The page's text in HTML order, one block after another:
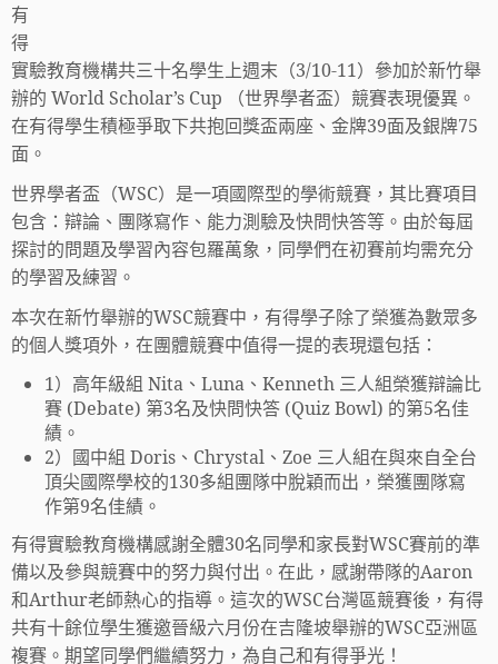
有
得
實驗教育機構共三十名學生上週末 （3/10-11） 參加於新竹舉
辦的 World Scholar’s Cup （世界學者盃）競賽表現優異。
在有得學生積極爭取下共抱回獎盃兩座、金牌39面及銀牌75
面。
世界學者盃（WSC）是一項國際型的學術競賽，其比賽項目
包含：辯論、團隊寫作、能力測驗及快問快答等。由於每屆
探討的問題及學習內容包羅萬象，同學們在初賽前均需充分
的學習及練習。
本次在新竹舉辦的WSC競賽中，有得學子除了榮獲為數眾多
的個人獎項外，在團體競賽中值得一提的表現還包括：
1）高年級組 Nita、Luna、Kenneth 三人組榮獲辯論比
賽 (Debate) 第3名及快問快答 (Quiz Bowl) 的第5名佳
績。
2）國中組 Doris、Chrystal、Zoe 三人組在與來自全台
頂尖國際學校的130多組團隊中脫穎而出，榮獲團隊寫
作第9名佳績。
有得實驗教育機構感謝全體30名同學和家長對WSC賽前的準
備以及參與競賽中的努力與付出。在此，感謝帶隊的Aaron
和Arthur老師熱心的指導。這次的WSC台灣區競賽後，有得
共有十餘位學生獲邀晉級六月份在吉隆坡舉辦的WSC亞洲區
複賽。期望同學們繼續努力，為自己和有得爭光！